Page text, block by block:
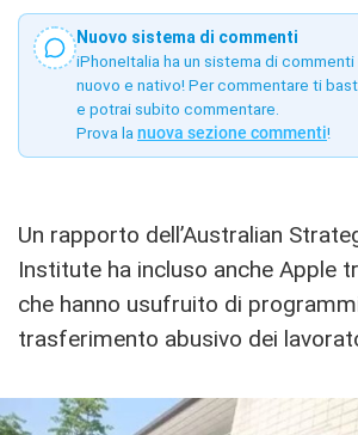
Nuovo sistema di commenti
iPhoneItalia ha un sistema di
nuovo e nativo! Per commentare ti
e potrai subito commentare.
Prova la nuova sezione commenti!
Un rapporto dell’Australian
Institute ha incluso anche Apple
che hanno usufruito di
trasferimento abusivo dei